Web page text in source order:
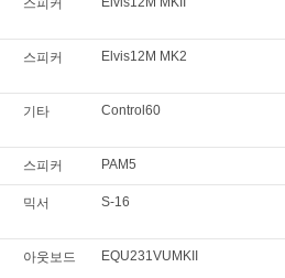
스피커
스피커 Elvis12M MK2
기타 Control60
스피커 PAM5
믹서 S-16
아웃보드 EQU231VUMKII